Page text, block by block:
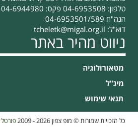
טלפון: 04-6953508 פקס: 04-6944980
הנה"ח 04-6953501/589
דוא"ל: tcheletk@migal.org.il
ניווט מהיר באתר
מטאורולוגיה
מיג"ל
תנאי שימוש
כל הזכויות שמורות © מופ צפון 2026 - 2009